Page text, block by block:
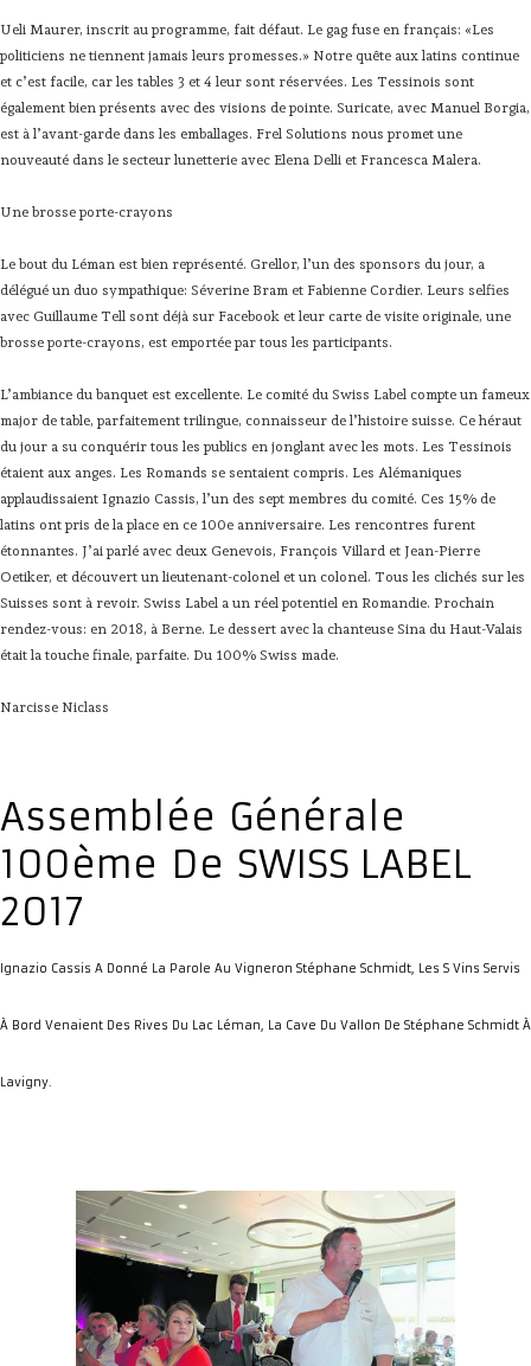
Ueli Maurer, inscrit au programme, fait défaut. Le gag fuse en français: «Les
politiciens ne tiennent jamais leurs promesses.» Notre quête aux latins continue
et c’est facile, car les tables 3 et 4 leur sont réservées. Les Tessinois sont
également bien présents avec des visions de pointe. Suricate, avec Manuel Borgia,
est à l’avant-garde dans les emballages. Frel Solutions nous promet une
nouveauté dans le secteur lunetterie avec Elena Delli et Francesca Malera.
Une brosse porte-crayons
Le bout du Léman est bien représenté. Grellor, l’un des sponsors du jour, a
délégué un duo sympathique: Séverine Bram et Fabienne Cordier. Leurs selfies
avec Guillaume Tell sont déjà sur Facebook et leur carte de visite originale, une
brosse porte-crayons, est emportée par tous les participants.
L’ambiance du banquet est excellente. Le comité du Swiss Label compte un fameux
major de table, parfaitement trilingue, connaisseur de l’histoire suisse. Ce héraut
du jour a su conquérir tous les publics en jonglant avec les mots. Les Tessinois
étaient aux anges. Les Romands se sentaient compris. Les Alémaniques
applaudissaient Ignazio Cassis, l’un des sept membres du comité. Ces 15% de
latins ont pris de la place en ce 100e anniversaire. Les rencontres furent
étonnantes. J’ai parlé avec deux Genevois, François Villard et Jean-Pierre
Oetiker, et découvert un lieutenant-colonel et un colonel. Tous les clichés sur les
Suisses sont à revoir. Swiss Label a un réel potentiel en Romandie. Prochain
rendez-vous: en 2018, à Berne. Le dessert avec la chanteuse Sina du Haut-Valais
était la touche finale, parfaite. Du 100% Swiss made.
Narcisse Niclass
Assemblée Générale
100ème De SWISS LABEL
2017
Ignazio Cassis A Donné La Parole Au Vigneron ­Stéphane Schmidt, Les S Vins Servis
À Bord Venaient Des Rives Du Lac ­Léman, La Cave Du Vallon De Stéphane Schmidt À
Lavigny.